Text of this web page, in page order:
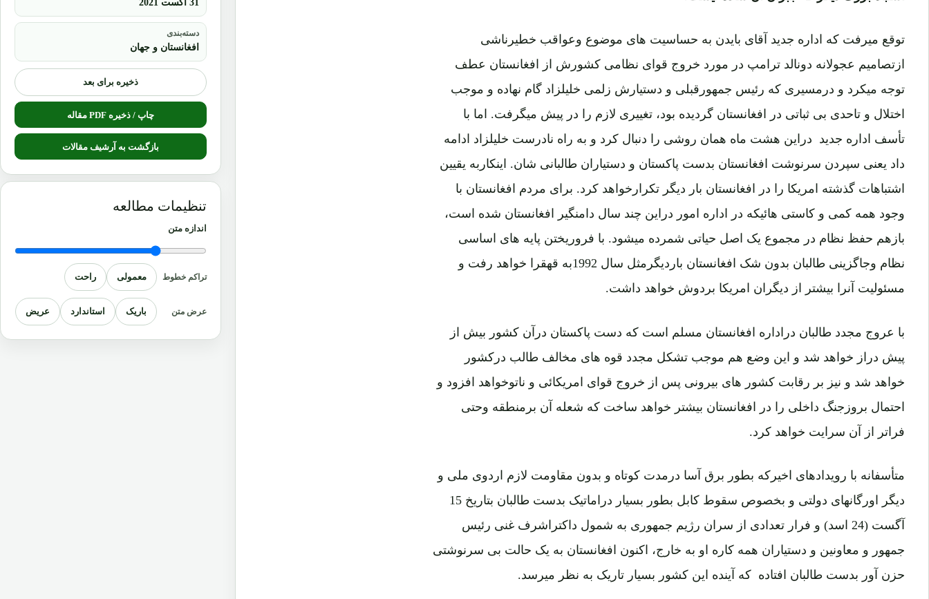
توقع میرفت که اداره جدید آقای بایدن به حساسیت های موضوع وعواقب خطیرناشی
ازتصامیم عجولانه دونالد ترامپ در مورد خروج قوای نظامی کشورش از افغانستان عطف
توجه میکرد و درمسیری که رئیس جمهورقبلی و دستیارش زلمی خلیلزاد گام نهاده و موجب
اختلال و تاحدی بی ثباتی در افغانستان گردیده بود، تغییری لازم را در پیش میگرفت. اما با
تأسف اداره جدید دراین هشت ماه همان روشی را دنبال کرد و به راه نادرست خلیلزاد ادامه
داد یعنی سپردن سرنوشت افغانستان بدست پاکستان و دستیاران طالبانی شان. اینکاربه یقیین
اشتباهات گذشته امریکا را در افغانستان بار دیگر تکرارخواهد کرد. برای مردم افغانستان با
وجود همه کمی و کاستی هائیکه در اداره امور دراین چند سال دامنگیر افغانستان شده است،
بازهم حفظ نظام در مجموع یک اصل حیاتی شمرده میشود. با فروریختن پایه های اساسی
نظام وجاگزینی طالبان بدون شک افغانستان باردیگرمثل سال 1992به قهقرا خواهد رفت و
مسئولیت آنرا بیشتر از دیگران امریکا بردوش خواهد داشت.
با عروج مجدد طالبان دراداره افغانستان مسلم است که دست پاکستان درآن کشور بیش از
پیش دراز خواهد شد و این وضع هم موجب تشکل مجدد قوه های مخالف طالب درکشور
خواهد شد و نیز بر رقابت کشور های بیرونی پس از خروج قوای امریکائی و ناتوخواهد افزود و
احتمال بروزجنگ داخلی را در افغانستان بیشتر خواهد ساخت که شعله آن برمنطقه وحتی
فراتر از آن سرایت خواهد کرد.
متأسفانه با رویدادهای اخیرکه بطور برق آسا درمدت کوتاه و بدون مقاومت لازم اردوی ملی و
آگست (24 اسد) و فرار تعدادی از سران رژیم جمهوری به شمول داکتراشرف غنی رئیس
جمهور و معاونین و دستیاران همه کاره او به خارج، اکنون افغانستان به یک حالت بی سرنوشتی
حزن آور بدست طالبان افتاده که آینده این کشور بسیار تاریک به نظر میرسد.
دسته‌بندی
افغانستان و جهان
تنظیمات مطالعه
معمولی راحت
باریک استاندارد عریض